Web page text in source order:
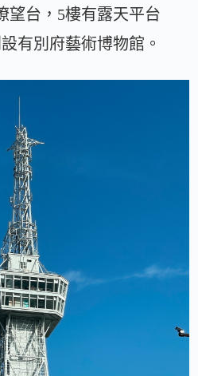
望台，5樓有露天平台
有別府藝術博物館。